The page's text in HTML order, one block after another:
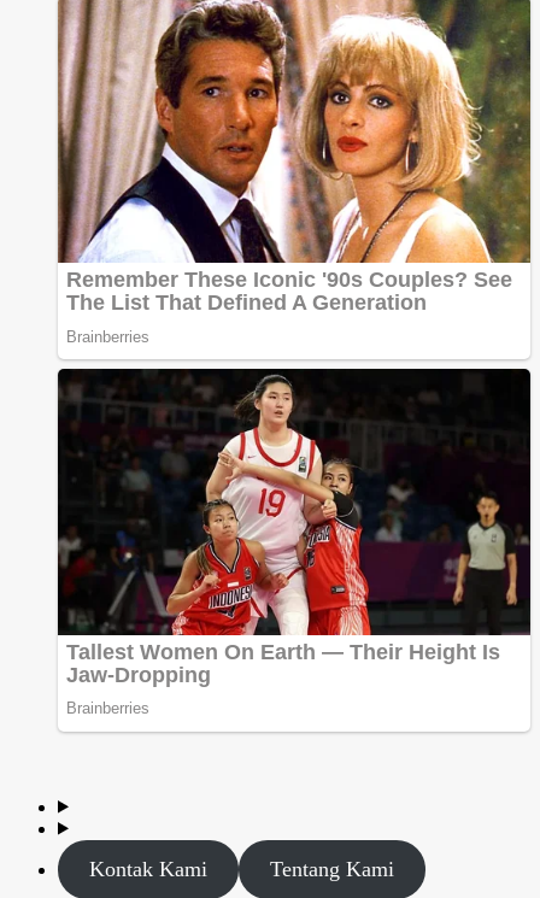
Kontak Kami Tentang Kami